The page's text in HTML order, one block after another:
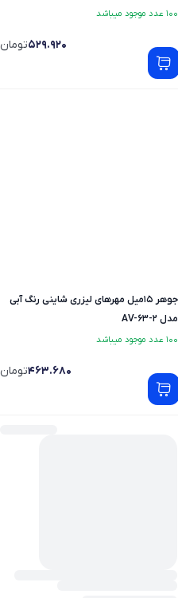
100 عدد موجود میباشد
529.920تومان
جوهر 15میل مهرهای لیزری شاینی رنگ آبی
مدل AV-63-2
100 عدد موجود میباشد
463.680تومان